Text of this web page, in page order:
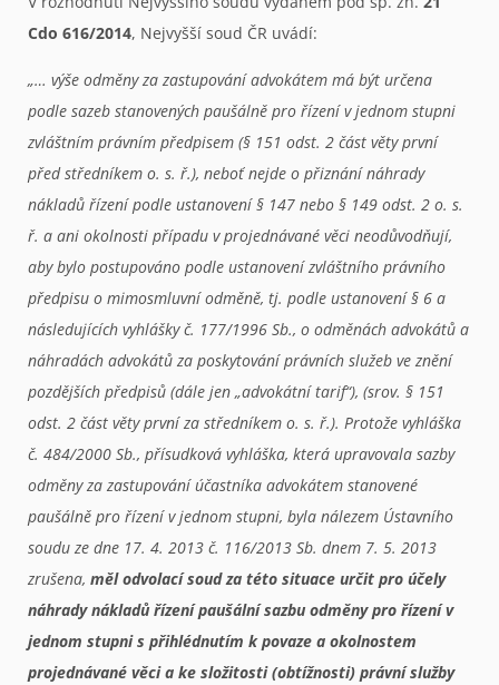
Cdo 616/2014, Nejvyšší soud ČR uvádí:
„… výše odměny za zastupování advokátem má být určena
podle sazeb stanovených paušálně pro řízení v jednom stupni
zvláštním právním předpisem (§ 151 odst. 2 část věty první
před středníkem o. s. ř.), neboť nejde o přiznání náhrady
nákladů řízení podle ustanovení § 147 nebo § 149 odst. 2 o. s.
ř. a ani okolnosti případu v projednávané věci neodůvodňují,
aby bylo postupováno podle ustanovení zvláštního právního
předpisu o mimosmluvní odměně, tj. podle ustanovení § 6 a
následujících vyhlášky č. 177/1996 Sb., o odměnách advokátů a
náhradách advokátů za poskytování právních služeb ve znění
pozdějších předpisů (dále jen „advokátní tarif“), (srov. § 151
odst. 2 část věty první za středníkem o. s. ř.). Protože vyhláška
č. 484/2000 Sb., přísudková vyhláška, která upravovala sazby
odměny za zastupování účastníka advokátem stanovené
paušálně pro řízení v jednom stupni, byla nálezem Ústavního
soudu ze dne 17. 4. 2013 č. 116/2013 Sb. dnem 7. 5. 2013
zrušena, měl odvolací soud za této situace určit pro účely
náhrady nákladů řízení paušální sazbu odměny pro řízení v
jednom stupni s přihlédnutím k povaze a okolnostem
projednávané věci a ke složitosti (obtížnosti) právní služby